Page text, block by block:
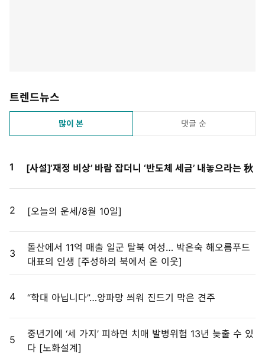
트렌드뉴스
많이 본 댓글 순
1 [사설]‘재정 비상’ 바람 잡더니 ‘반도체 세금’ 내놓으라는 秋
2 [오늘의 운세/8월 10일]
3
돌산에서 11억 매출 일군 탈북 여성… 박은숙 해오름푸드
대표의 인생 [주성하의 북에서 온 이웃]
4 “학대 아닙니다”…양파망 씌워 진드기 막은 견주
5
중년기에 ‘세 가지’ 피하면 치매 발병위험 13년 늦출 수 있
다 [노화설계]